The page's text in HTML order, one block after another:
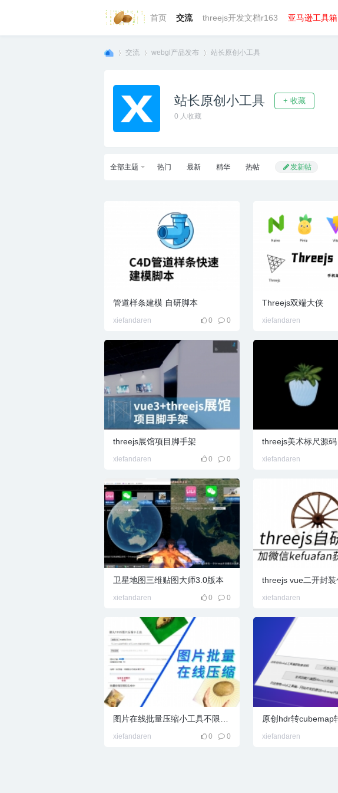
首页 交流 threejs开发文档r163 亚马逊工具箱
l百
交流
›
webgl产品发布
›
站长原创小工具
站长原创小工具 + 收藏
0 人收藏
全部主题 热门 最新 精华 热帖 发新帖
管道样条建模 自研脚本
0 0
xiefandaren
Threejs双端大侠
xiefandaren
threejs展馆项目脚手架
0 0
xiefandaren
threejs美术标尺源码
xiefandaren
卫星地图三维贴图大师3.0版本
0 0
xiefandaren xiefandaren
0 0
xiefandaren xiefandaren